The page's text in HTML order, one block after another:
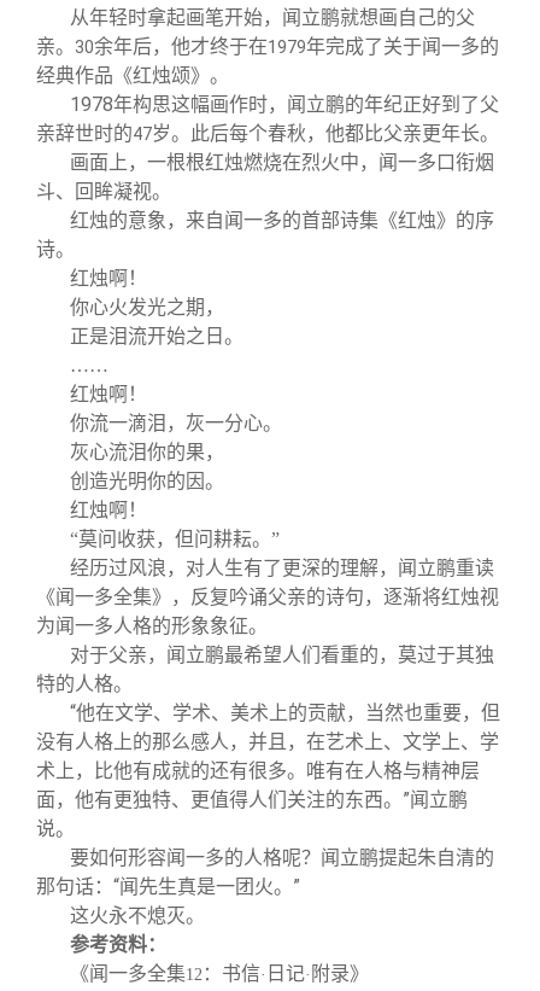
从年轻时拿起画笔开始，闻立鹏就想画自己的父
亲。
30余年后，他才终于在1979年完成了关于闻一多的
经典作品《红烛颂》。
1978年构思这幅画作时，闻立鹏的年纪正好到了父
亲辞世时的47岁。此后每个春秋，他都比父亲更年长。
画面上，一根根红烛燃烧在烈火中，闻一多口衔烟
斗、回眸凝视。
红烛的意象，来自闻一多的首部诗集《红烛》的序
诗。
红烛啊！
你心火发光之期，
正是泪流开始之日。
……
红烛啊！
你流一滴泪，灰一分心。
灰心流泪你的果，
创造光明你的因。
红烛啊！
“莫问收获，但问耕耘。”
经历过风浪，对人生有了更深的理解，闻立鹏重读
《闻一多全集》，反复吟诵父亲的诗句，逐渐将红烛视
为闻一多人格的形象象征。
对于父亲，闻立鹏最希望人们看重的，莫过于其独
特的人格。
“他在文学、学术、美术上的贡献，当然也重要，但
没有人格上的那么感人，并且，在艺术上、文学上、学
术上，比他有成就的还有很多。唯有在人格与精神层
面，他有更独特、更值得人们关注的东西。”闻立鹏
说。
要如何形容闻一多的人格呢？闻立鹏提起朱自清的
那句话：“闻先生真是一团火。”
这火永不熄灭。
参考资料：
《闻一多全集12 ：书信· 日记· 附录》